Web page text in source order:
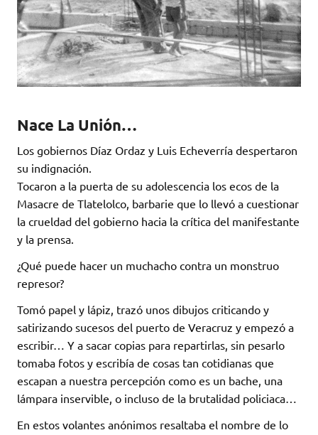
Nace La Unión…
Los gobiernos Díaz Ordaz y Luis Echeverría despertaron
su indignación.
Tocaron a la puerta de su adolescencia los ecos de la
Masacre de Tlatelolco, barbarie que lo llevó a cuestionar
la crueldad del gobierno hacia la crítica del manifestante
y la prensa.
¿Qué puede hacer un muchacho contra un monstruo
represor?
Tomó papel y lápiz, trazó unos dibujos criticando y
satirizando sucesos del puerto de Veracruz y empezó a
escribir… Y a sacar copias para repartirlas, sin pesarlo
tomaba fotos y escribía de cosas tan cotidianas que
escapan a nuestra percepción como es un bache, una
lámpara inservible, o incluso de la brutalidad policiaca…
En estos volantes anónimos resaltaba el nombre de lo